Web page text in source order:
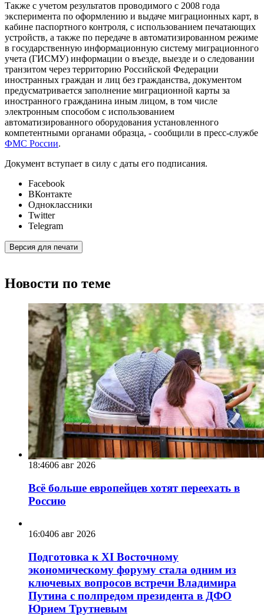
Также с учетом результатов проводимого с 2008 года
эксперимента по оформлению и выдаче миграционных карт, в
кабине паспортного контроля, с использованием печатающих
устройств, а также по передаче в автоматизированном режиме
в государственную информационную систему миграционного
учета (ГИСМУ) информации о въезде, выезде и о следовании
транзитом через территорию Российской Федерации
иностранных граждан и лиц без гражданства, документом
предусматривается заполнение миграционной карты за
иностранного гражданина иным лицом, в том числе
электронным способом с использованием
автоматизированного оборудования установленного
компетентными органами образца, - сообщили в пресс-службе
ФМС России.
Документ вступает в силу с даты его подписания.
Facebook
ВКонтакте
Одноклассники
Twitter
Telegram
Версия для печати
Новости по теме
18:4606 авг 2026
Всё больше европейцев хотят переехать в
Россию
16:0406 авг 2026
Подготовка к XI Восточному
экономическому форуму стала одним из
ключевых вопросов встречи Владимира
Путина с полпредом президента в ДФО
Юрием Трутневым